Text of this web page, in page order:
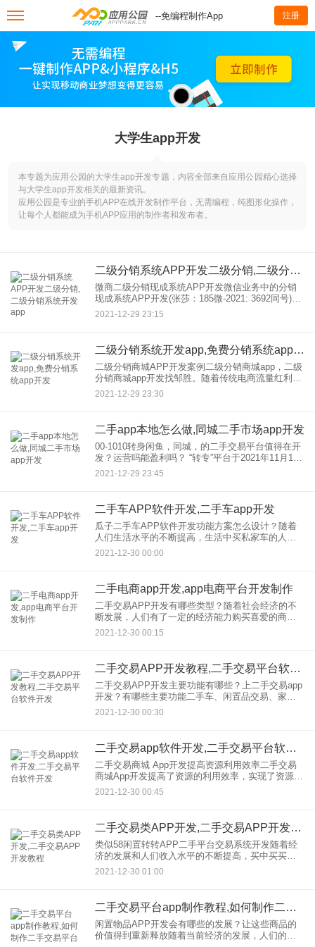
--免编程制作App 注册
大学生app开发
本专题为应用公园的大学生app开发专题，内容全部来自应用公园精心选择
与大学生app开发相关的最新资讯。
应用公园是专业的手机APP在线开发制作平台，无需编程，纯图形化操作，
让每个人都能成为手机APP应用的制作者和发布者。
二级分销系统APP开发二级分销,二级分销系统开发app
微商二级分销现成系统APP开发微信业务中的分销
现成系统APP开发(张莎：185微-2021: 3692同号)，
微信业务中的分销APP开发，微商二级分销软件开
发，微商二级分销源码开发，微商二级分销sys
2021-12-29 23:15
二级分销系统开发app,免费分销系统app开发
二级分销商城APP开发案例二级分销商城app，二级
分销商城app开发找邹胜。随着传统电商流量红利的
消失，平台推广费用越来越高，再加上各种约束和
管制，商家的利润率不断被挤压，生存艰难。电商
2021-12-29 23:30
二手app本地怎么做,同城二手市场app开发
00-1010转身闲鱼，同城，的二手交易平台值得在开
发？运营吗能盈利吗？ “转专”平台于2021年11月12
日上线。是国内二手交易平台，是58同城与市场合
并后孵化的“创新项目”。58集团CEO姚劲
2021-12-29 23:45
二手车APP软件开发,二手车app开发
瓜子二手车APP软件开发功能方案怎么设计？随着
人们生活水平的不断提高，生活中买私家车的人不
在少数，但经济拮据的人总是很多。为了给人们的
生活带来便利，开发，一款类似瓜子二手车的app软
2021-12-30 00:00
二手电商app开发,app电商平台开发制作
二手交易APP开发有哪些类型？随着社会经济的不
断发展，人们有了一定的经济能力购买喜爱的商
品，这也在一定程度上降低了商品的利用率。为了
解决相关的社会问题，二手交易app开发出现在人们
2021-12-30 00:15
二手交易APP开发教程,二手交易平台软件开发
二手交易APP开发主要功能有哪些？上二手交易app
开发？有哪些主要功能二手车、闲置品交易、家电
换货、旧货换货等二手交易与互联网有效结合，成
为二手市场的新机遇。然而，有许多企业商人有这
2021-12-30 00:30
二手交易app软件开发,二手交易平台软件开发
二手交易商城 App开发提高资源利用效率二手交易
商城App开发提高了资源的利用效率，实现了资源的
再分配。随着人们生活水平的提高，消费市场和消
费欲望的刺激，以及市场上产品更新换代的加速，
2021-12-30 00:45
二手交易类APP开发,二手交易APP开发教程
类似58闲置转转APP二手平台交易系统开发随着经
济的发展和人们收入水平的不断提高，买中买买已
经成为大家喜爱的事情。但是，有时候买了几次就
不想用的东西。丢了很可惜，但是放在家里太占地
2021-12-30 01:00
二手交易平台app制作教程,如何制作二手交易平台
闲置物品APP开发会有哪些的发展？让这些商品的
价值得到重新释放随着当前经济的发展，人们的生